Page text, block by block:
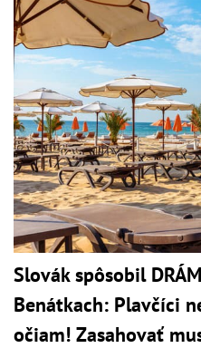
Slovák spôsobil
Benátkach: Plavčíci
očiam! Zasahovať